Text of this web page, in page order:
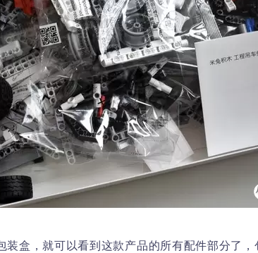
装盒，就可以看到这款产品的所有配件部分了